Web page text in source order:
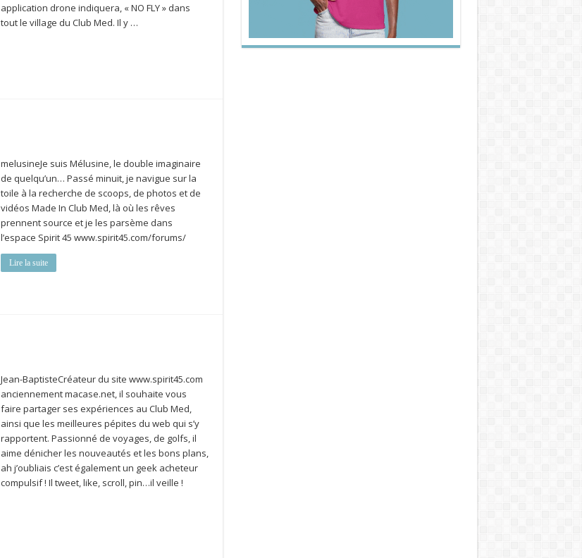
application drone indiquera, « NO FLY » dans
tout le village du Club Med. Il y …
melusineJe suis Mélusine, le double imaginaire
de quelqu’un… Passé minuit, je navigue sur la
toile à la recherche de scoops, de photos et de
vidéos Made In Club Med, là où les rêves
prennent source et je les parsème dans
l’espace Spirit 45 www.spirit45.com/forums/
Lire la suite
Jean-BaptisteCréateur du site www.spirit45.com
anciennement macase.net, il souhaite vous
faire partager ses expériences au Club Med,
ainsi que les meilleures pépites du web qui s’y
rapportent. Passionné de voyages, de golfs, il
aime dénicher les nouveautés et les bons plans,
ah j’oubliais c’est également un geek acheteur
compulsif ! Il tweet, like, scroll, pin…il veille !